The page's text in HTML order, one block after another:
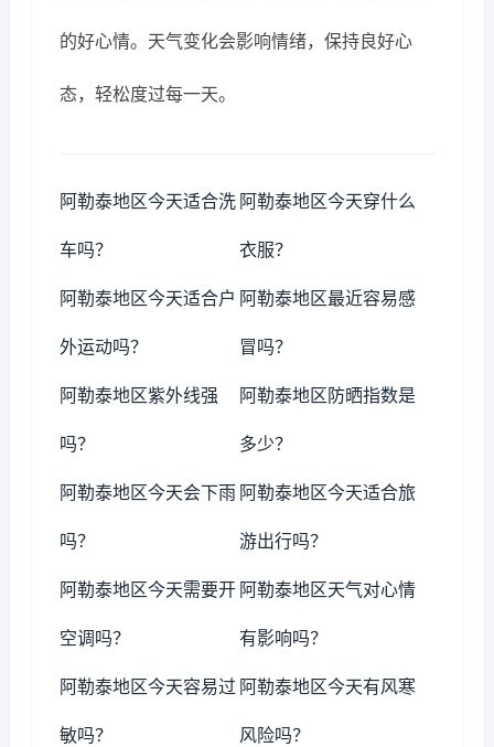
的好心情。天气变化会影响情绪，保持良好心
态，轻松度过每一天。
阿勒泰地区今天适合洗
车吗？
阿勒泰地区今天穿什么
衣服？
阿勒泰地区今天适合户
外运动吗？
阿勒泰地区最近容易感
冒吗？
阿勒泰地区紫外线强
吗？
阿勒泰地区防晒指数是
多少？
阿勒泰地区今天会下雨
吗？
阿勒泰地区今天适合旅
游出行吗？
阿勒泰地区今天需要开
空调吗？
阿勒泰地区天气对心情
有影响吗？
阿勒泰地区今天容易过
敏吗？
阿勒泰地区今天有风寒
风险吗？